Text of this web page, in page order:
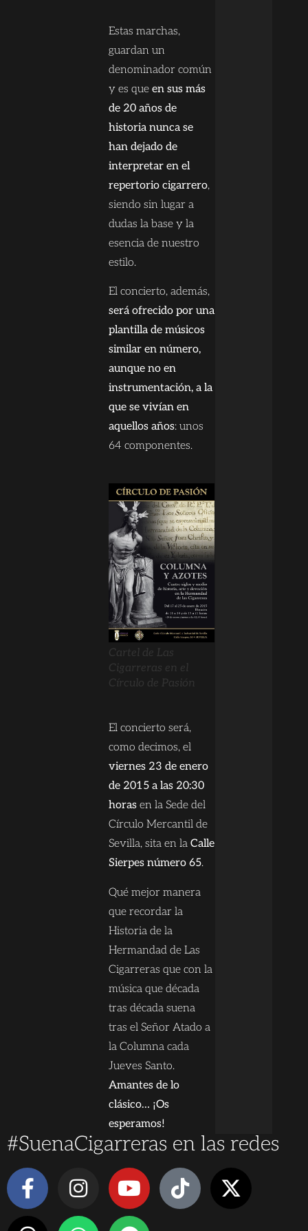
Estas marchas,
guardan un
denominador común
y es queen sus más
de 20 años de
historia nunca se
han dejado de
interpretar en el
repertorio cigarrero,
siendo sin lugar a
dudas la base y la
esencia de nuestro
estilo.
El concierto, además,
será ofrecido por una
plantilla de músicos
similar en número,
aunque no en
instrumentación, a la
que se vivían en
aquellos años: unos
64 componentes.
Cartel de Las
Cigarreras en el
Círculo de Pasión
El concierto será,
como decimos, el
viernes 23 de enero
de 2015 a las 20:30
horas en la Sede del
Círculo Mercantil de
Sevilla, sita en laCalle
Sierpes número 65.
Qué mejor manera
que recordar la
Historia de la
Hermandad de Las
Cigarreras que con la
música que década
tras década suena
tras el Señor Atado a
la Columna cada
Jueves Santo.
Amantes de lo
clásico… ¡Os
esperamos!
#SuenaCigarreras en las redes